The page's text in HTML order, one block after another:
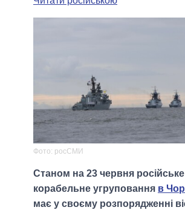
Фото: росСМИ
Станом на 23 червня російське
корабельне угруповання в
має у своєму розпорядженні